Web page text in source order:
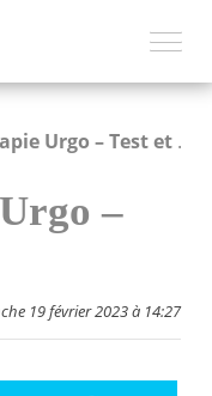
Electrotherapie Urgo – Test et Avis
–
19 février 2023 à 14:27